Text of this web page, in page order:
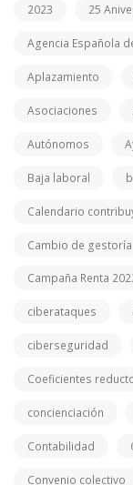
2023 25
Agencia Española
Aplazamiento
Asociaciones
Autónomos
Baja laboral
Calendario
Cambio de gestoría
Campaña Renta
ciberataques
ciberseguridad
Coeficientes
concienciación
Contabilidad
Convenio colectivo